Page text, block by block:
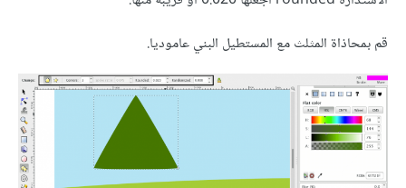
قم بمحاذاة المثلث مع المستطيل البني عاموديا.